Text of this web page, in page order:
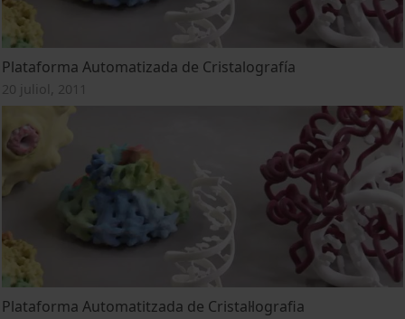
Plataforma Automatizada de Cristalografía
20 juliol, 2011
Plataforma Automatitzada de Cristal·lografia